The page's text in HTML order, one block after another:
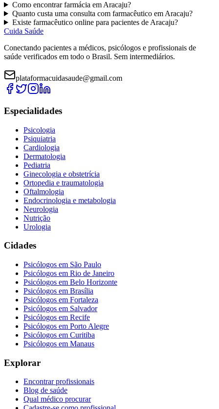
Como encontrarfarmácia em Aracaju?
Quanto custa uma consulta com farmacêuticoem Aracaju?
Existe farmacêuticoonline para pacientes de Aracaju?
Cuida Saúde
Conectando pacientes a médicos, psicólogos e profissionais de
saúde verificados em todo o Brasil. Sem intermediários.
plataformacuidasaude@gmail.com
Especialidades
Psicologia
Psiquiatria
Cardiologia
Dermatologia
Pediatria
Ginecologia e obstetrícia
Ortopedia e traumatologia
Oftalmologia
Endocrinologia e metabologia
Neurologia
Nutrição
Urologia
Cidades
Psicólogos em São Paulo
Psicólogos em Rio de Janeiro
Psicólogos em Belo Horizonte
Psicólogos em Brasília
Psicólogos em Fortaleza
Psicólogos em Salvador
Psicólogos em Recife
Psicólogos em Porto Alegre
Psicólogos em Curitiba
Psicólogos em Manaus
Explorar
Encontrar profissionais
Blog de saúde
Qual médico procurar